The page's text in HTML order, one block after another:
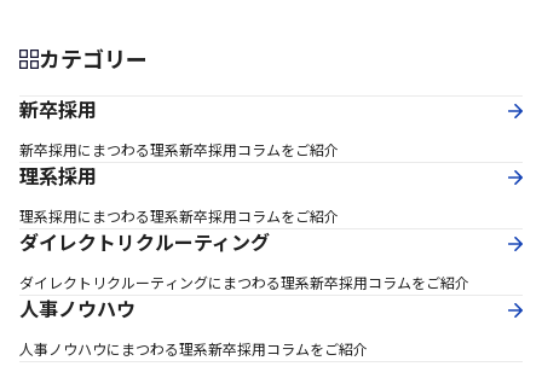
カテゴリー
新卒採用
新卒採用にまつわる理系新卒採用コラムをご紹介
理系採用
理系採用にまつわる理系新卒採用コラムをご紹介
ダイレクトリクルーティング
ダイレクトリクルーティングにまつわる理系新卒採用コラムをご紹介
人事ノウハウ
人事ノウハウにまつわる理系新卒採用コラムをご紹介